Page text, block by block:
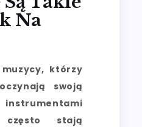
Na
którzy
swoją
często stają